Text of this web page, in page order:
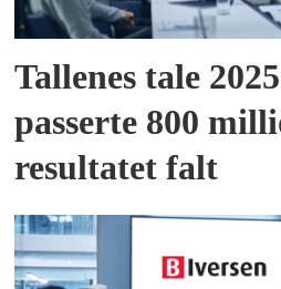
Tallenes tale
passerte 800
resultatet falt